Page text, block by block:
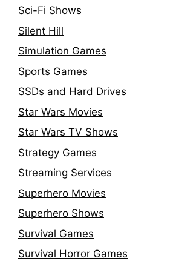
Sci-Fi Shows
Silent Hill
Simulation Games
Sports Games
SSDs and Hard Drives
Star Wars Movies
Star Wars TV Shows
Strategy Games
Streaming Services
Superhero Movies
Superhero Shows
Survival Games
Survival Horror Games